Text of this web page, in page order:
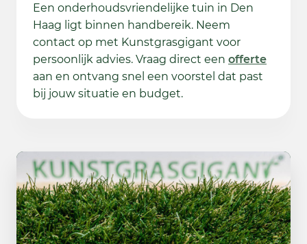
Een onderhoudsvriendelijke tuin in Den
Haag ligt binnen handbereik. Neem
contact op met Kunstgrasgigant voor
persoonlijk advies. Vraag direct een offerte
aan en ontvang snel een voorstel dat past
bij jouw situatie en budget.